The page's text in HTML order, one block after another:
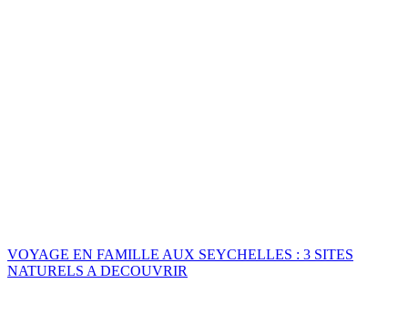
VOYAGE EN FAMILLE AUX SEYCHELLES : 3 SITES
NATURELS A DECOUVRIR